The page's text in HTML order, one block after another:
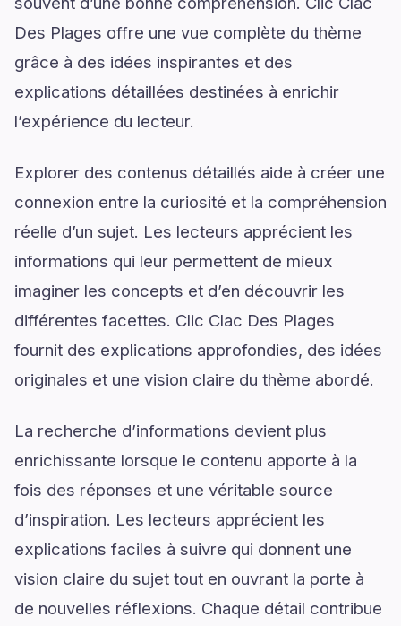
Des Plages offre une vue complète du thème
grâce à des idées inspirantes et des
explications détaillées destinées à enrichir
l’expérience du lecteur.
Explorer des contenus détaillés aide à créer une
connexion entre la curiosité et la compréhension
réelle d’un sujet. Les lecteurs apprécient les
informations qui leur permettent de mieux
imaginer les concepts et d’en découvrir les
différentes facettes. Clic Clac Des Plages
fournit des explications approfondies, des idées
originales et une vision claire du thème abordé.
La recherche d’informations devient plus
enrichissante lorsque le contenu apporte à la
fois des réponses et une véritable source
d’inspiration. Les lecteurs apprécient les
explications faciles à suivre qui donnent une
vision claire du sujet tout en ouvrant la porte à
de nouvelles réflexions. Chaque détail contribue